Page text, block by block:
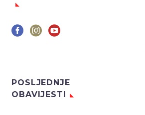
POSLJEDNJE
OBAVIJESTI